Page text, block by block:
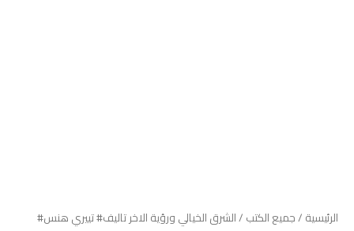
الرئيسية /جميع الكتب / الشرق الخيالي ورؤية الاخر تاليف# تييري هنس#